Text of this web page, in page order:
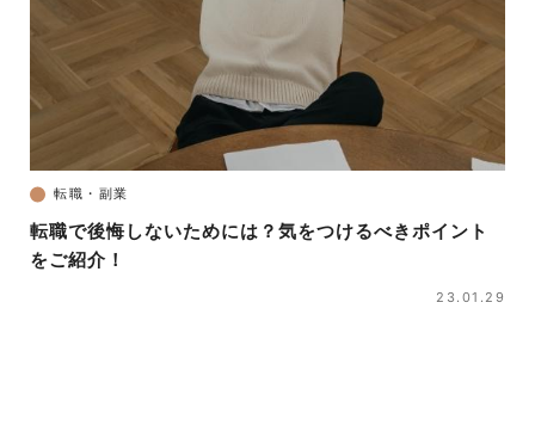
転職・副業
転職で後悔しないためには？気をつけるべきポイント
をご紹介！
23.01.29